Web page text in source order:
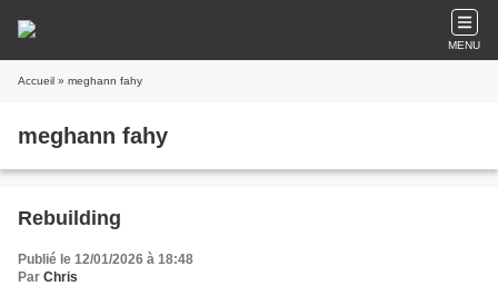
MENU
Accueil » meghann fahy
meghann fahy
Rebuilding
Publié le 12/01/2026 à 18:48
Par Chris